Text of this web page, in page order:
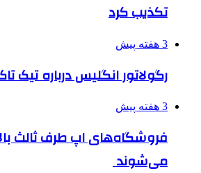
تکذیب کرد
3 هفته پیش
رگولاتور انگلیس درباره تیک
3 هفته پیش
فروشگاه‌های اپ طرف ثالث
می‌شوند